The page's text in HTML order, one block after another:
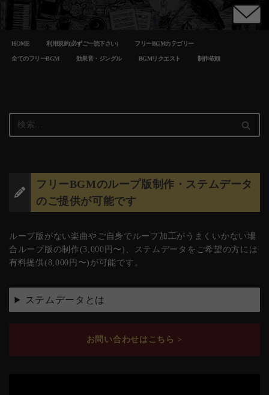
コ
ン
テ
ス
ッ
HOME 利用規約(必ずご一読下さい) フリーBGMカテゴリー
全てのフリーBGM 効果音・ジングル BGMリクエスト 制作依頼
フリーBGMのループ版制作・ステムデータ
のご提供が可能です
ループ版がない楽曲やご自身でループ加工がうまくいかない場
合ループ版の制作(3,000円〜)、ステムデータをご希望の方には
有料提供(8,000円〜)が可能です。
ステムデータとは
お問い合わせはこちら >